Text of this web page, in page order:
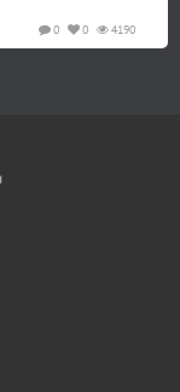
4190
0
0